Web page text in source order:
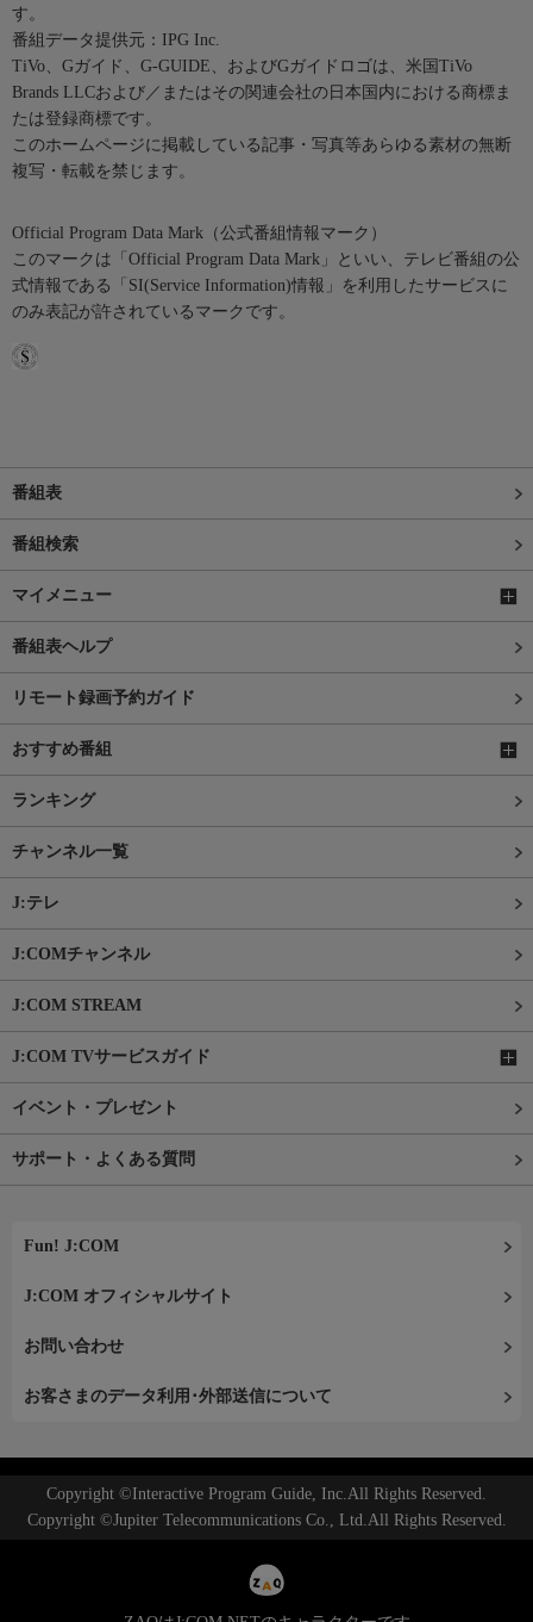
す。
番組データ提供元：IPG Inc.
TiVo、Gガイド、G-GUIDE、およびGガイドロゴは、米国TiVo
Brands LLCおよび／またはその関連会社の日本国内における商標ま
たは登録商標です。
このホームページに掲載している記事・写真等あらゆる素材の無断
複写・転載を禁じます。
Official Program Data Mark（公式番組情報マーク）
このマークは「Official Program Data Mark」といい、テレビ番組の公
式情報である「SI(Service Information)情報」を利用したサービスに
のみ表記が許されているマークです。
番組表
番組検索
マイメニュー
番組表ヘルプ
リモート録画予約ガイド
おすすめ番組
ランキング
チャンネル一覧
J:テレ
J:COMチャンネル
J:COM STREAM
J:COM TVサービスガイド
イベント・プレゼント
サポート・よくある質問
Fun! J:COM
J:COM オフィシャルサイト
お問い合わせ
お客さまのデータ利用･外部送信について
Copyright ©Interactive Program Guide, Inc.All Rights Reserved.
Copyright ©Jupiter Telecommunications Co., Ltd.All Rights Reserved.